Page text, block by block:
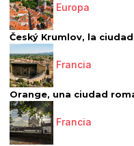
Europa
Český Krumlov, la
Francia
Orange, una ciudad
Francia